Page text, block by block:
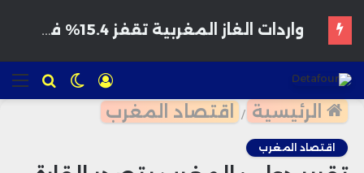
هواتف مخترقة تغزو الأسواق المغربية بأسعار مغرية وتحذيرات من برمجيات تجسس
للبحث الوضع
المظلم
تسجيل
الدخول
الرئيسية / اقتصاد المغرب
اقتصاد المغرب